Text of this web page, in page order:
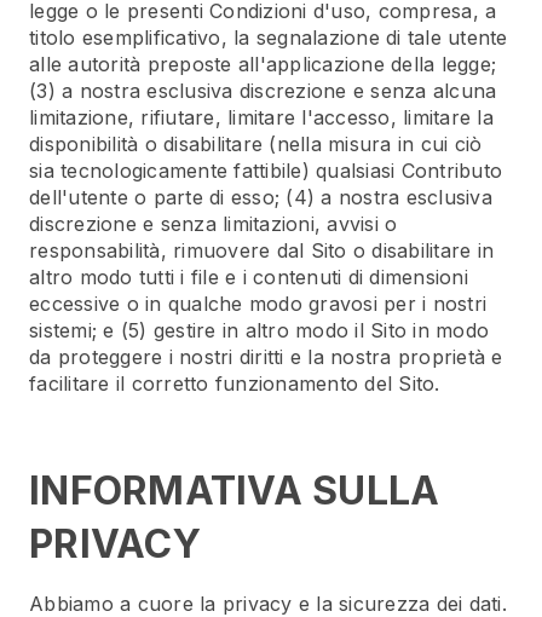
legge o le presenti Condizioni d'uso, compresa, a
titolo esemplificativo, la segnalazione di tale utente
alle autorità preposte all'applicazione della legge;
(3) a nostra esclusiva discrezione e senza alcuna
limitazione, rifiutare, limitare l'accesso, limitare la
disponibilità o disabilitare (nella misura in cui ciò
sia tecnologicamente fattibile) qualsiasi Contributo
dell'utente o parte di esso; (4) a nostra esclusiva
discrezione e senza limitazioni, avvisi o
responsabilità, rimuovere dal Sito o disabilitare in
altro modo tutti i file e i contenuti di dimensioni
eccessive o in qualche modo gravosi per i nostri
sistemi; e (5) gestire in altro modo il Sito in modo
da proteggere i nostri diritti e la nostra proprietà e
facilitare il corretto funzionamento del Sito.
INFORMATIVA SULLA
PRIVACY
Abbiamo a cuore la privacy e la sicurezza dei dati.